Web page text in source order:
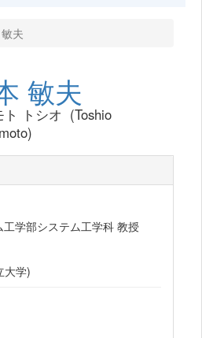
夫
敏夫
ト トシオ (Toshio
学部システム工学科 教授
大学)